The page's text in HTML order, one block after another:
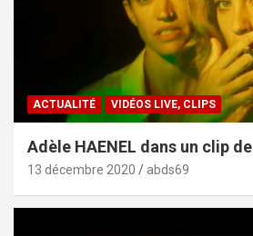
ACTUALITÉ VIDÉOS LIVE, CLIPS
Adèle HAENEL dans un clip
13 décembre 2020 abds69